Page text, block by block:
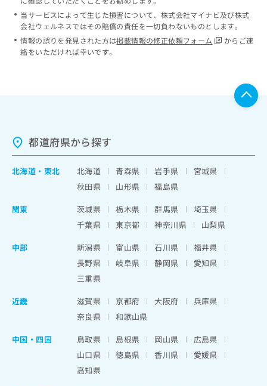
当サービスによって生じた損害について、株式会社マイナビ及び株式
会社ウェルネスではその賠償の責任を一切負わないものとします。
情報の誤りを発見された方は掲載情報の修正依頼フォーム
からご連
絡をいただければ幸いです。
都道府県から探す
北海道 ・ 東北 北海道 青森県 岩手県
宮城県
秋田県
山形県
福島県
関東
茨城県 栃木県 群馬県
埼玉県
千葉県
東京都 神奈川県
山梨県
中部
新潟県 富山県 石川県
福井県
長野県
岐阜県 静岡県
愛知県
三重県
近畿
滋賀県 京都府 大阪府
兵庫県
奈良県
和歌山県
中国・四国
鳥取県 島根県 岡山県
広島県
山口県
徳島県 香川県
愛媛県
高知県